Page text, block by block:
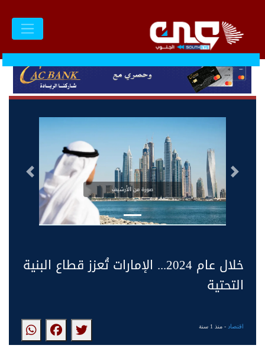
صورة من الأرشيف
التالى السابق
خلال عام 2024... الإمارات تُعزز قطاع البنية
التحتية
اقتصاد - منذ 1 سنة